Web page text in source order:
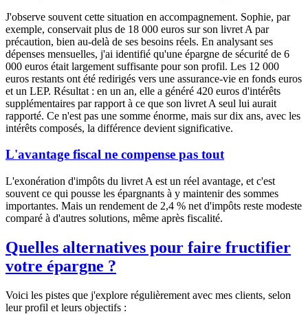
J'observe souvent cette situation en accompagnement. Sophie, par
exemple, conservait plus de 18 000 euros sur son livret A par
précaution, bien au-delà de ses besoins réels. En analysant ses
dépenses mensuelles, j'ai identifié qu'une épargne de sécurité de 6
000 euros était largement suffisante pour son profil. Les 12 000
euros restants ont été redirigés vers une assurance-vie en fonds euros
et un LEP. Résultat : en un an, elle a généré 420 euros d'intérêts
supplémentaires par rapport à ce que son livret A seul lui aurait
rapporté. Ce n'est pas une somme énorme, mais sur dix ans, avec les
intérêts composés, la différence devient significative.
L'avantage fiscal ne compense pas tout
L'exonération d'impôts du livret A est un réel avantage, et c'est
souvent ce qui pousse les épargnants à y maintenir des sommes
importantes. Mais un rendement de 2,4 % net d'impôts reste modeste
comparé à d'autres solutions, même après fiscalité.
Quelles alternatives pour faire fructifier
votre épargne ?
Voici les pistes que j'explore régulièrement avec mes clients, selon
leur profil et leurs objectifs :